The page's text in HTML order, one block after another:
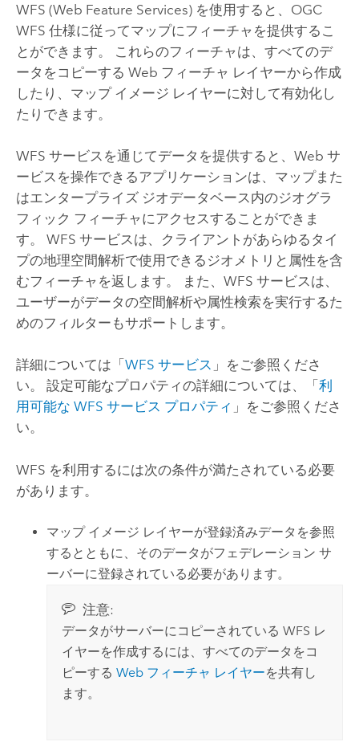
WFS (Web Feature Services) を使用すると、OGC
WFS 仕様に従ってマップにフィーチャを提供するこ
とができます。 これらのフィーチャは、すべてのデ
ータをコピーする Web フィーチャ レイヤーから作成
したり、マップ イメージ レイヤーに対して有効化し
たりできます。
WFS サービスを通じてデータを提供すると、Web サ
ービスを操作できるアプリケーションは、マップまた
はエンタープライズ ジオデータベース内のジオグラ
フィック フィーチャにアクセスすることができま
す。 WFS サービスは、クライアントがあらゆるタイ
プの地理空間解析で使用できるジオメトリと属性を含
むフィーチャを返します。 また、WFS サービスは、
ユーザーがデータの空間解析や属性検索を実行するた
めのフィルターもサポートします。
詳細については「 WFS サービス 」をご参照くださ
い。 設定可能なプロパティの詳細については、「 利
用可能な WFS サービス プロパティ 」をご参照くださ
い。
WFS を利用するには次の条件が満たされている必要
があります。
マップ イメージ レイヤーが登録済みデータを参照
するとともに、そのデータがフェデレーション サ
ーバーに登録されている必要があります。
注意:
データがサーバーにコピーされている WFS レ
イヤーを作成するには、すべてのデータをコ
ピーする Web フィーチャ レイヤーを共有し
ます。